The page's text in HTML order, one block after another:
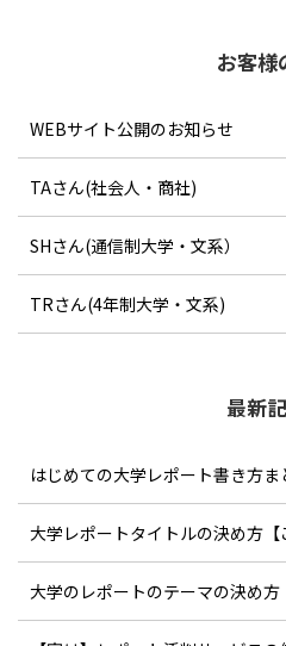
のようなものでしょうか。具体
お客様
WEBサイト公開のお知らせ
TAさん(社会人・商社)
SHさん(通信制大学・文系）
TRさん(4年制大学・文系)
最新
はじめての大学レポート書き方ま
大学レポートタイトルの決め方【
大学のレポートのテーマの決め方